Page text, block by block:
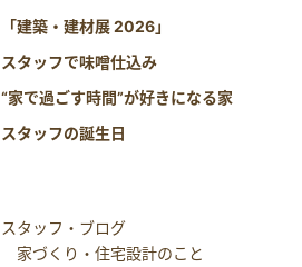
「建築・建材展 2026」
スタッフで味噌仕込み
“家で過ごす時間”が好きになる家
スタッフの誕生日
スタッフ・ブログ
家づくり・住宅設計のこと